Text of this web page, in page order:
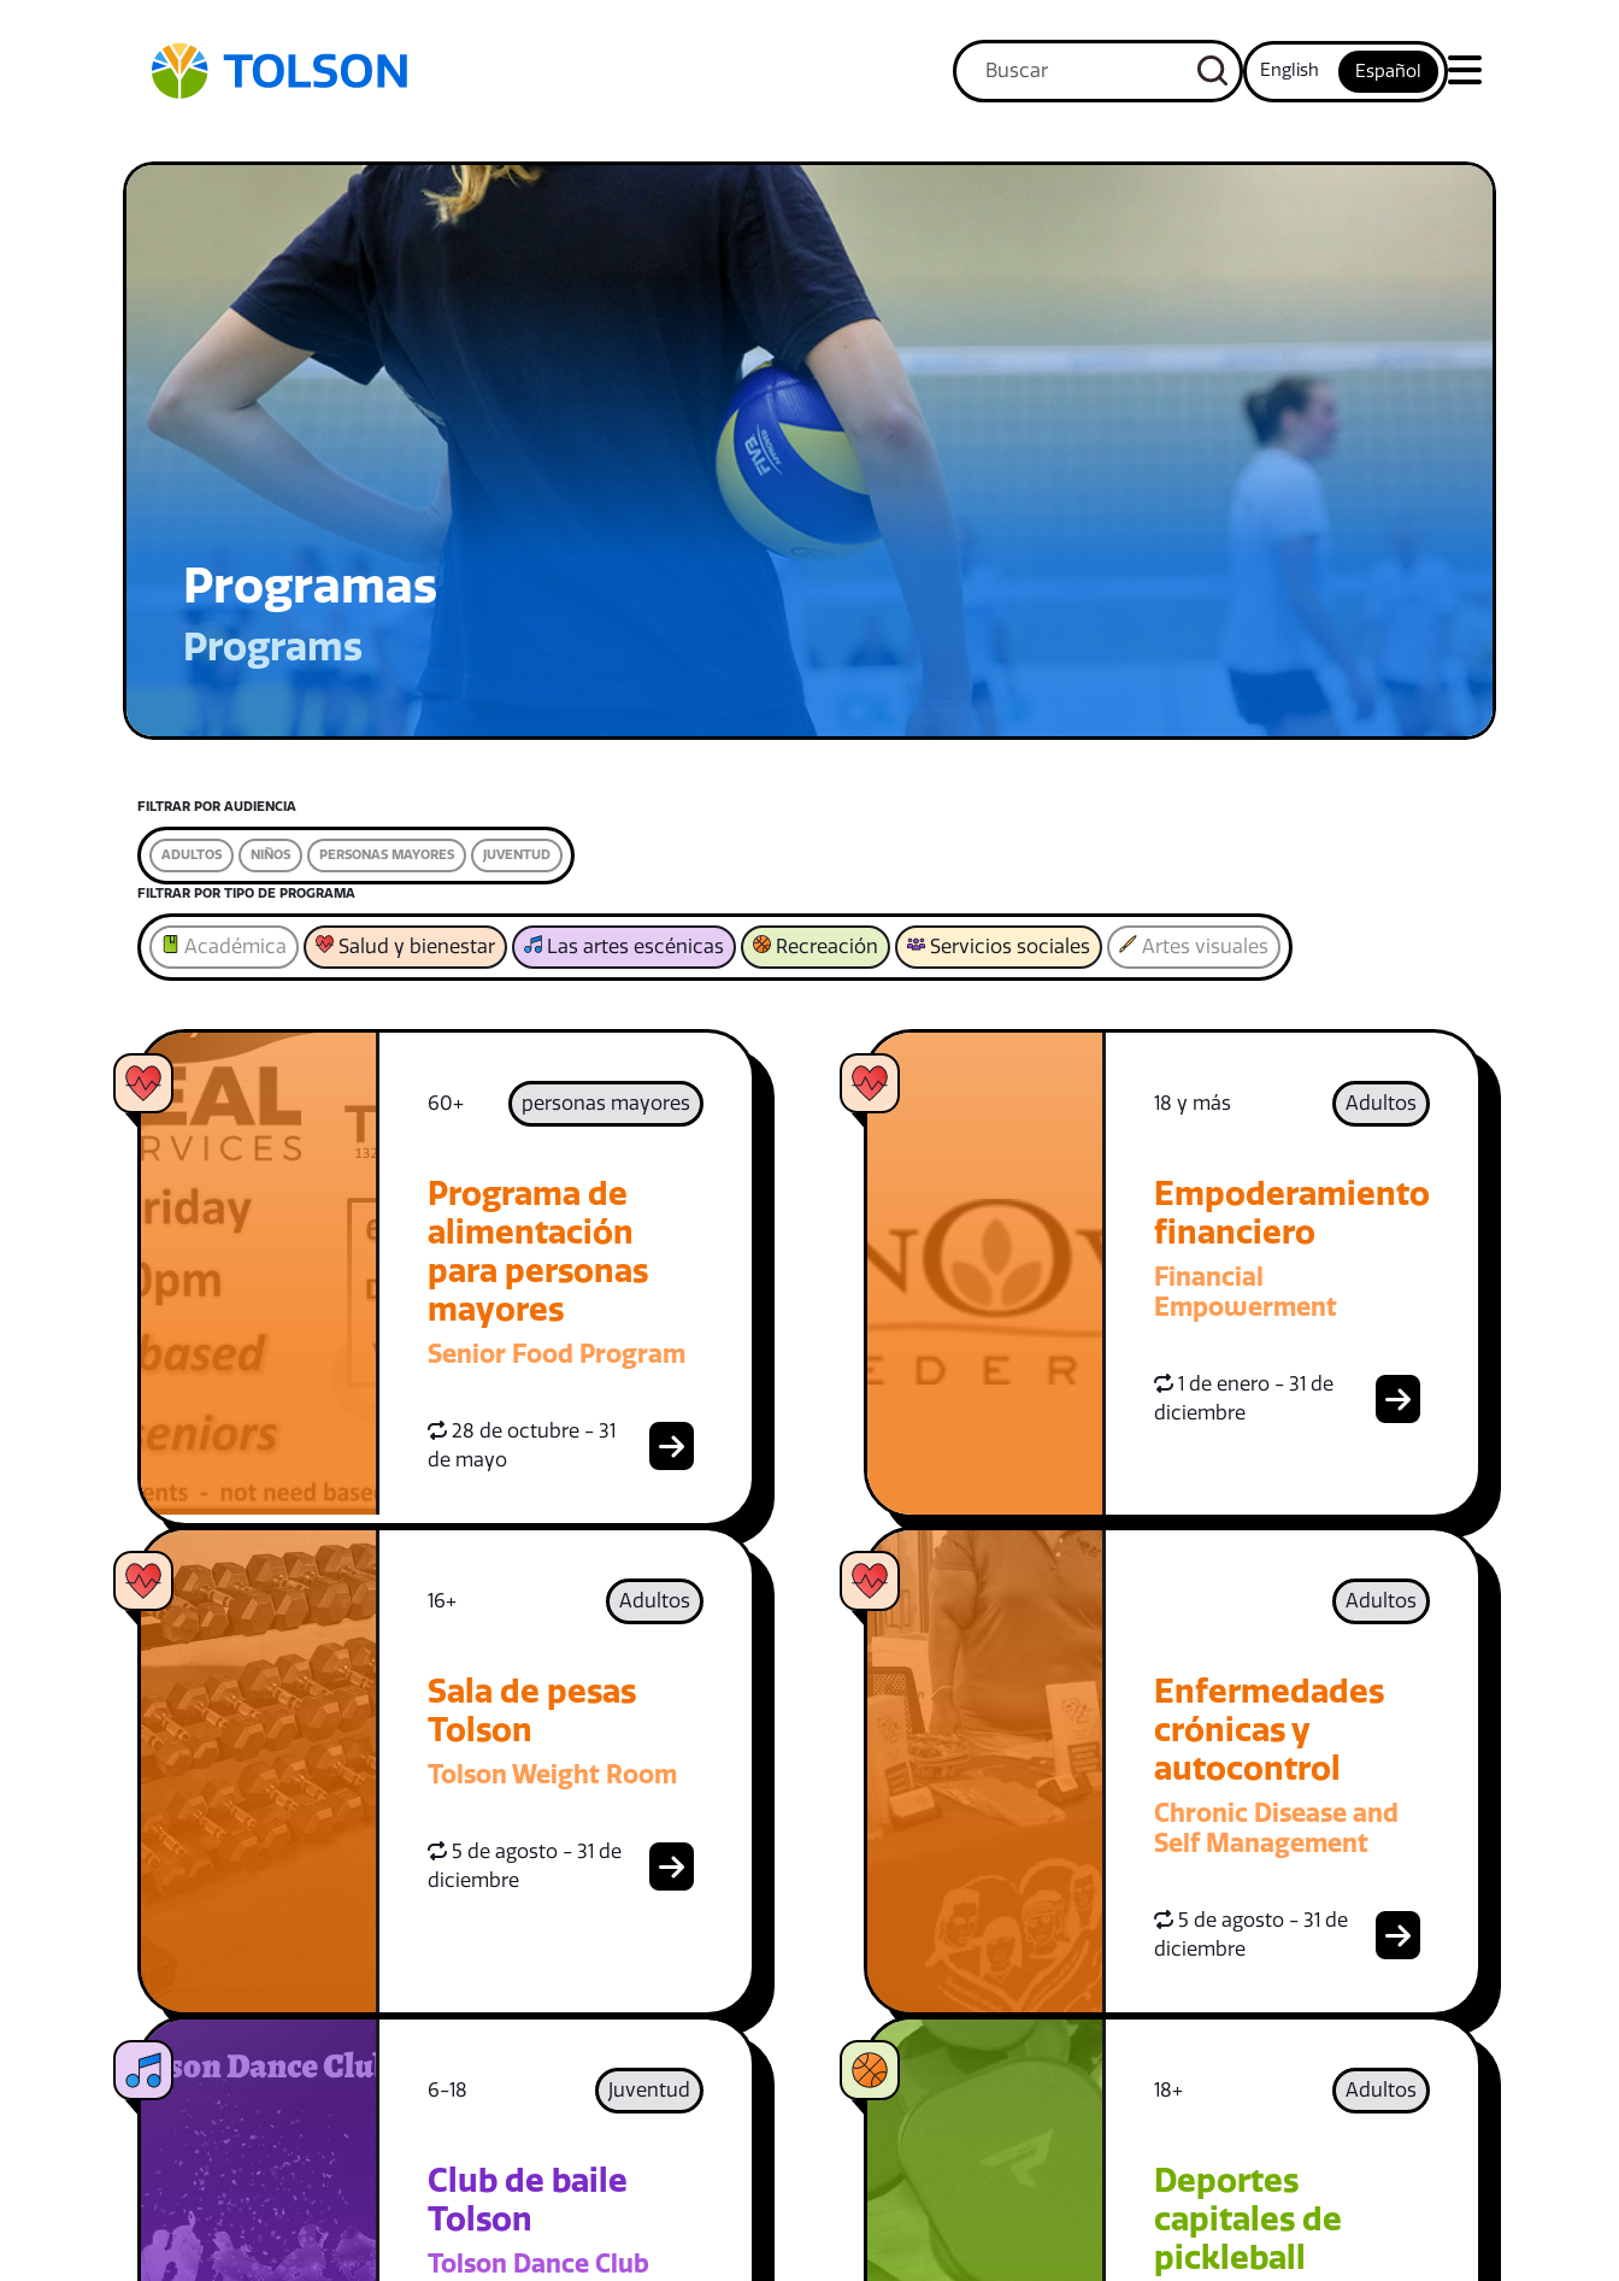
English Español
Programas
Programs
FILTRAR POR AUDIENCIA
ADULTOS NIÑOS PERSONAS MAYORES JUVENTUD
FILTRAR POR TIPO DE PROGRAMA
Académica Salud y bienestar Las artes escénicas Recreación Servicios sociales Artes visuales
60+ personas mayores
Programa de
alimentación
para personas
mayores
Senior Food Program
28 de octubre - 31
de mayo
18 y más Adultos
Empoderamiento
financiero
Financial
Empowerment
1 de enero - 31 de
diciembre
16+ Adultos
Sala de pesas
Tolson
Tolson Weight Room
5 de agosto - 31 de
diciembre
Adultos
Enfermedades
crónicas y
autocontrol
Chronic Disease and
Self Management
5 de agosto - 31 de
diciembre
6-18 Juventud
Club de baile
Tolson
Tolson Dance Club
18+ Adultos
Deportes
capitales de
pickleball